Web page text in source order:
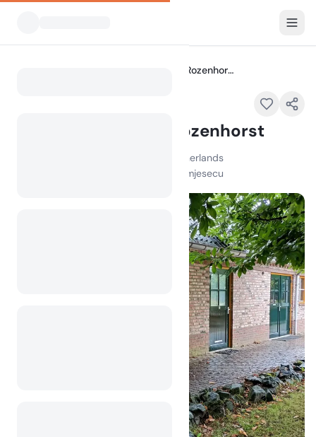
Vakantieverblijf de Rozenhorst
Vakantieverblijf de Rozenhorst
Hoofdstraat , 5973 ND Lottum , Netherlands
pregleda u posljednjem mjesecu